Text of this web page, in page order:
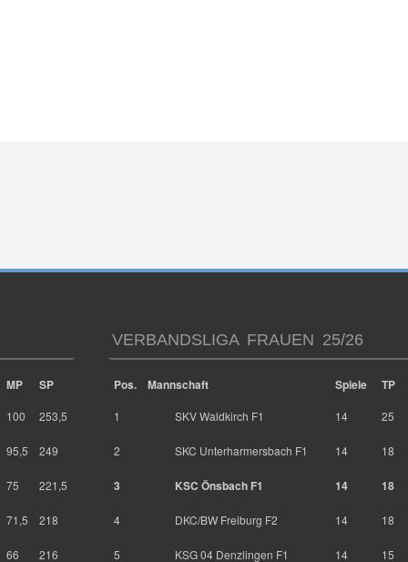
MP SP
100 253,5
95,5 249
75 221,5
71,5 218
66 216
VERBANDSLIGA FRAUEN 25/26
Pos. Mannschaft Spiele TP
1 SKV Waldkirch F1 14 25
2 SKC Unterharmersbach F1 14 18
3 KSC Önsbach F1 14 18
4 DKC/BW Freiburg F2 14 18
5 KSG 04 Denzlingen F1 14 15